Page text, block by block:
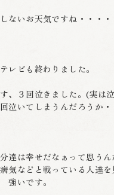
ないお天気ですね・・・・
テレビも終わりました。
す、３回泣きました。(実
泣いてしまうんだろうか・
達は幸せだなぁって思う
気などと戦っている人達
いです。